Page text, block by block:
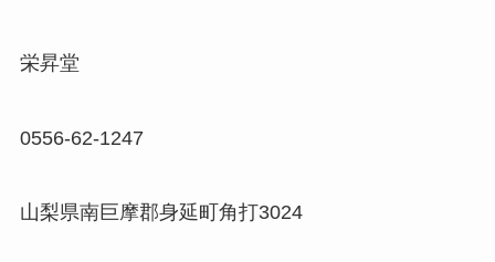
栄昇堂
0556-62-1247
山梨県南巨摩郡身延町角打3024